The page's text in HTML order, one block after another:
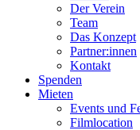
Der Verein
Team
Das Konzept
Partner:innen
Kontakt
Spenden
Mieten
Events und
Filmlocation